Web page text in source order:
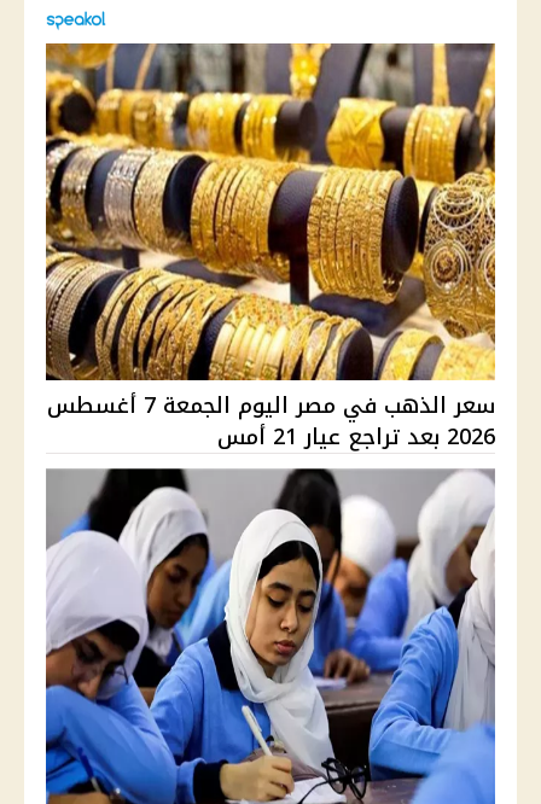
سعر الذهب في مصر اليوم الجمعة 7 أغسطس
2026 بعد تراجع عيار 21 أمس